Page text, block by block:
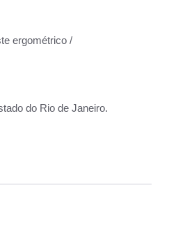
ergométrico /
do Rio de Janeiro.